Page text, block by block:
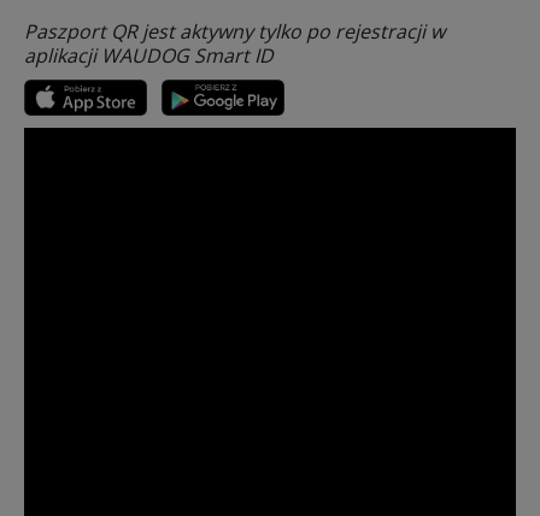
Paszport QR jest aktywny tylko po rejestracji w
aplikacji WAUDOG Smart ID